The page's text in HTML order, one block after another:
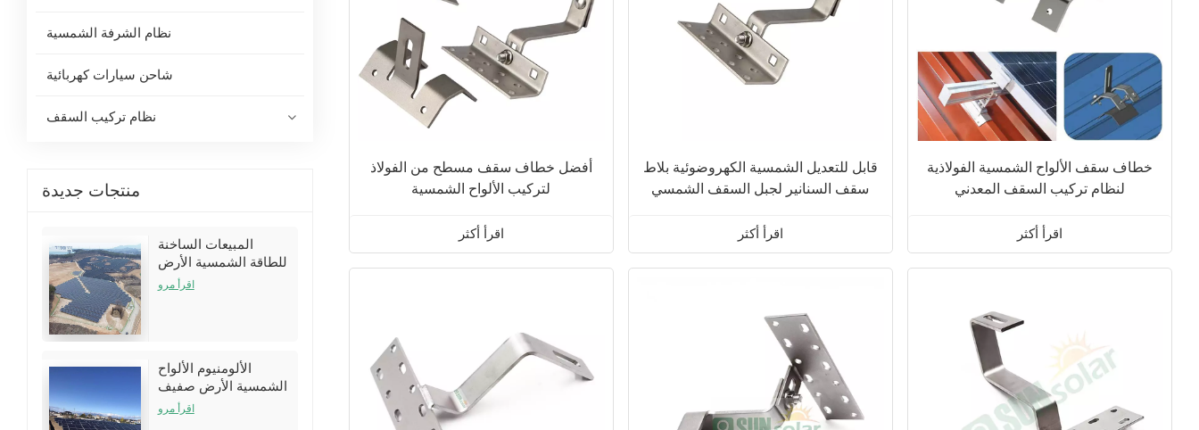
한국의
نظام الشرفة الشمسية
شاحن سيارات كهربائية
نظام تركيب السقف
منتجات جديدة
المبيعات الساخنة
للطاقة الشمسية الأرض
تركيب أقواس الأقواس
اقرأ مرو
الألومنيوم الألواح
الشمسية الأرض صفيف
نظام الأرفف
اقرأ مرو
أفضل خطاف سقف مسطح من الفولاذ
لتركيب الألواح الشمسية
اقرأ أكثر
قابل للتعديل الشمسية الكهروضوئية بلاط
سقف السنانير لجبل السقف الشمسي
اقرأ أكثر
خطاف سقف الألواح الشمسية الفولاذية
لنظام تركيب السقف المعدني
اقرأ أكثر